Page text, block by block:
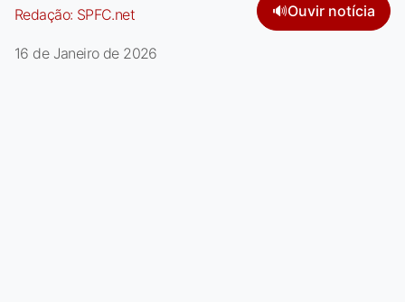
Redação: SPFC.net 🔊Ouvir notícia
16 de Janeiro de 2026